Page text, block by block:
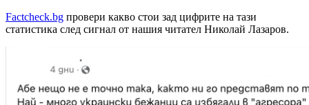
Factcheck.bg провери какво стои зад цифрите на тази
статистика след сигнал от нашия читател Николай Лазаров.